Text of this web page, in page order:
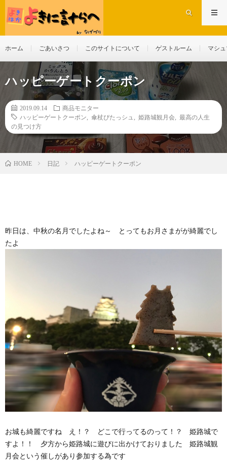
ホーム ごあいさつ このサイトについて ゲストルーム マシ
ハッピーゲートクーポン
2019.09.14
商品モニター
ハッピーゲートクーポン
傘杖ぴたっシュ 姫路城観月会
最高の人生
の見つけ方
HOME 日記 ハッピーゲートクーポン
昨日は、中秋の名月でしたよね～ とってもお月さまがが綺麗でし
たよ
お城も綺麗ですね え！？ どこで行ってるのって！？ 姫路城で
すよ！！ 夕方から姫路城に遊びに出かけておりました 姫路城観
月会という催しがあり参加する為です